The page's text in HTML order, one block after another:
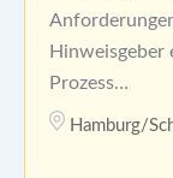
Hinweisgeber
Prozess…
Hamburg/